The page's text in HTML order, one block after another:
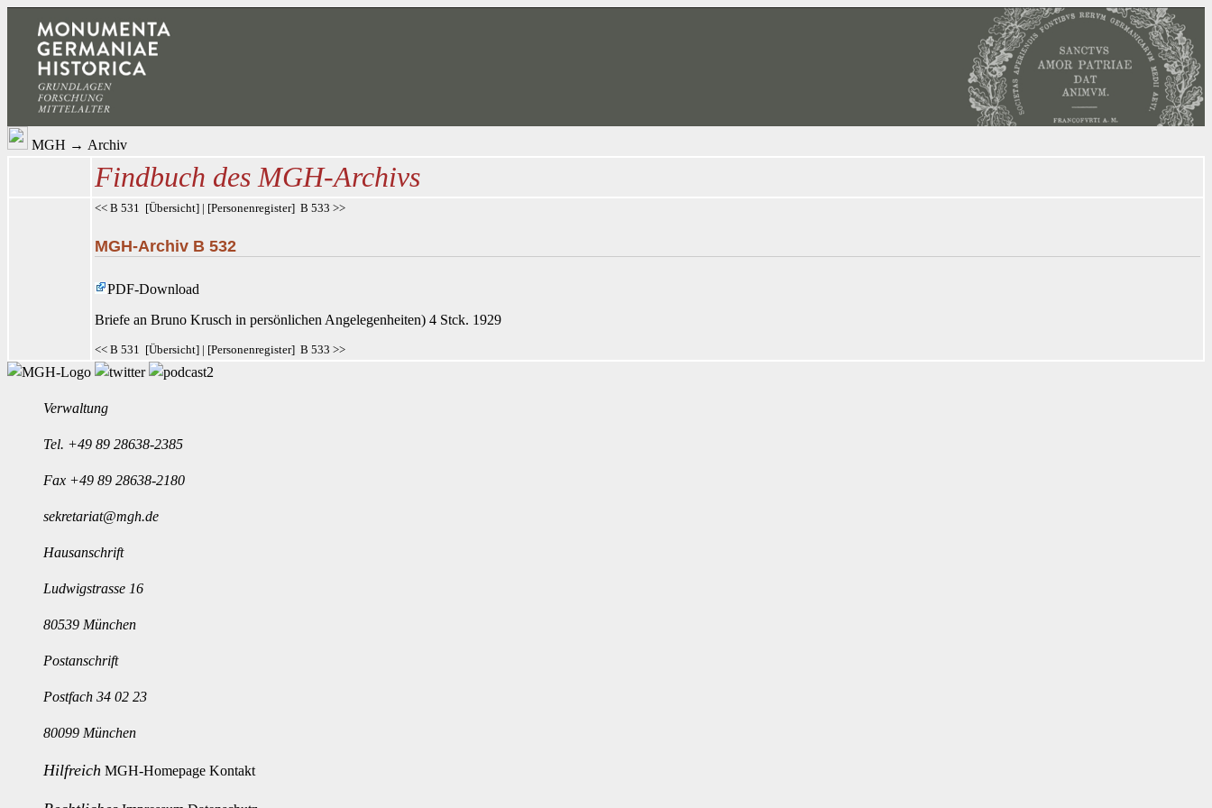
MGH → Archiv
Findbuch des MGH-Archivs
<< B 531 [Übersicht] | [Personenregister] B 533 >>
MGH-Archiv B 532
PDF-Download
Briefe an Bruno Krusch in persönlichen Angelegenheiten) 4 Stck. 1929
<< B 531 [Übersicht] | [Personenregister] B 533 >>
Verwaltung
Tel. +49 89 28638-2385
Fax +49 89 28638-2180
sekretariat@mgh.de
Hausanschrift
Ludwigstrasse 16
80539 München
Postanschrift
Postfach 34 02 23
80099 München
Hilfreich MGH-Homepage Kontakt